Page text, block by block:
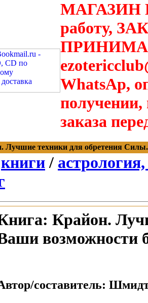
МАГАЗИН
работу,
WhatsAp,
получении,
заказа
техники для обретения Силы.
книги /
Крайон.
возможности
составитель: